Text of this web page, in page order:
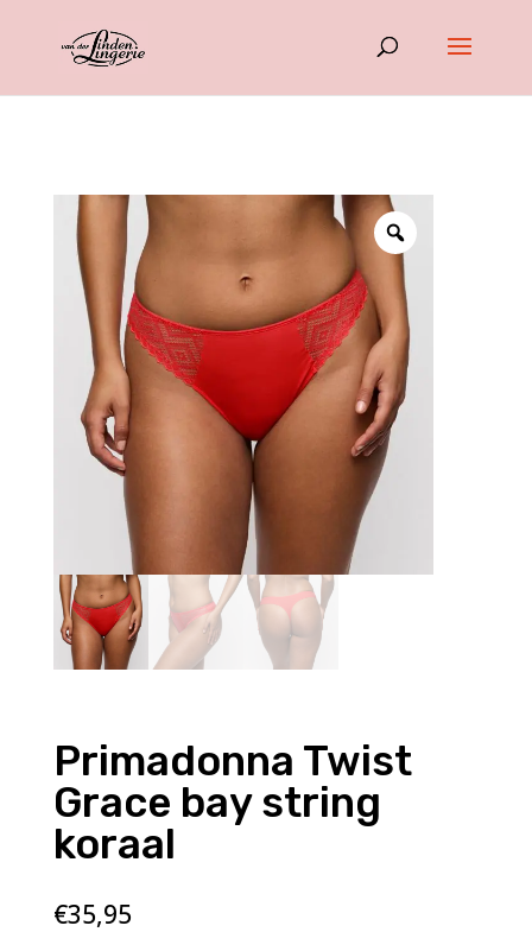
Primadonna Twist
Grace bay string
koraal
€35,95